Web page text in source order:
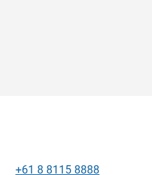
+61 8 8115 8888